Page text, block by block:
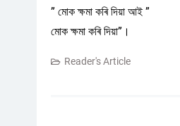
” মোক ক্ষমা কৰি দিয়া আই ”
মোক ক্ষমা কৰি দিয়া”।
Reader's Article